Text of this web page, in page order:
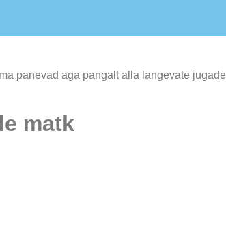
panevad aga pangalt alla langevate jugade
matk